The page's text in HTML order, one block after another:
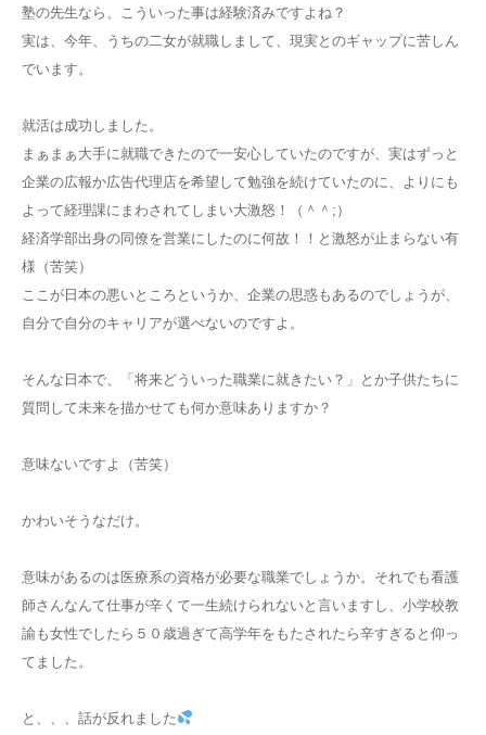
塾の先生なら、こういった事は経験済みですよね？
実は、今年、うちの二女が就職しまして、現実とのギャップに苦しん
でいます。
就活は成功しました。
まぁまぁ大手に就職できたので一安心していたのですが、実はずっと
企業の広報か広告代理店を希望して勉強を続けていたのに、よりにも
よって経理課にまわされてしまい大激怒！（＾＾;）
経済学部出身の同僚を営業にしたのに何故！！と激怒が止まらない有
様（苦笑）
ここが日本の悪いところというか、企業の思惑もあるのでしょうが、
自分で自分のキャリアが選べないのですよ。
そんな日本で、「将来どういった職業に就きたい？」とか子供たちに
質問して未来を描かせても何か意味ありますか？
意味ないですよ（苦笑）
かわいそうなだけ。
意味があるのは医療系の資格が必要な職業でしょうか。それでも看護
師さんなんて仕事が辛くて一生続けられないと言いますし、小学校教
諭も女性でしたら５０歳過ぎて高学年をもたされたら辛すぎると仰っ
てました。
と、、、話が反れました